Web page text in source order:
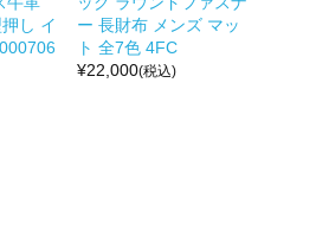
し イ
ー 長財布 メンズ マッ
ト 全7色 4FC
¥22,000(税込)